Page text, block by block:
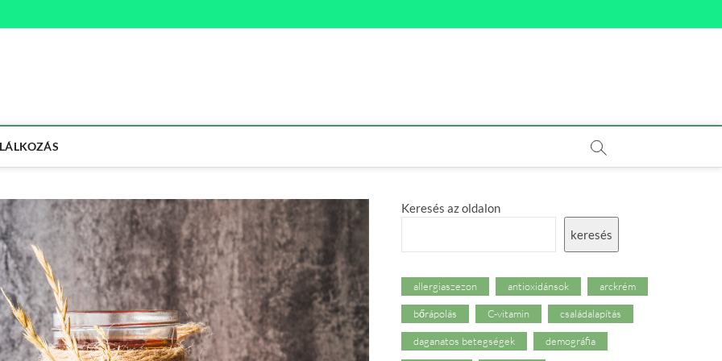
Keresés az oldalon
keresés
allergiaszezon antioxidánsok arckrém
bőrápolás C-vitamin családalapítás
daganatos betegségek demográfia